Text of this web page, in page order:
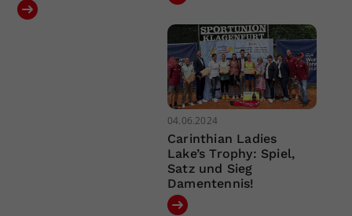
04.06.2024
Carinthian Ladies
Lake’s Trophy: Spiel,
Satz und Sieg
Damentennis!